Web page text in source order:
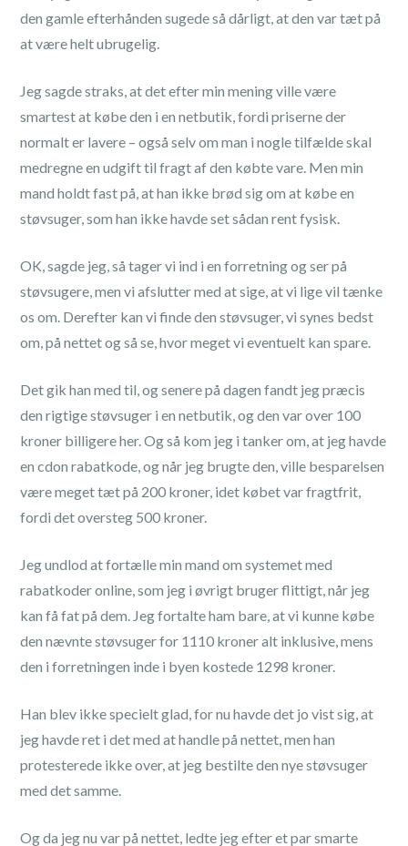
den gamle efterhånden sugede så dårligt, at den var tæt på
at være helt ubrugelig.
Jeg sagde straks, at det efter min mening ville være
smartest at købe den i en netbutik, fordi priserne der
normalt er lavere – også selv om man i nogle tilfælde skal
medregne en udgift til fragt af den købte vare. Men min
mand holdt fast på, at han ikke brød sig om at købe en
støvsuger, som han ikke havde set sådan rent fysisk.
OK, sagde jeg, så tager vi ind i en forretning og ser på
støvsugere, men vi afslutter med at sige, at vi lige vil tænke
os om. Derefter kan vi finde den støvsuger, vi synes bedst
om, på nettet og så se, hvor meget vi eventuelt kan spare.
Det gik han med til, og senere på dagen fandt jeg præcis
den rigtige støvsuger i en netbutik, og den var over 100
kroner billigere her. Og så kom jeg i tanker om, at jeg havde
en cdon rabatkode, og når jeg brugte den, ville besparelsen
være meget tæt på 200 kroner, idet købet var fragtfrit,
fordi det oversteg 500 kroner.
Jeg undlod at fortælle min mand om systemet med
rabatkoder online, som jeg i øvrigt bruger flittigt, når jeg
kan få fat på dem. Jeg fortalte ham bare, at vi kunne købe
den nævnte støvsuger for 1110 kroner alt inklusive, mens
den i forretningen inde i byen kostede 1298 kroner.
Han blev ikke specielt glad, for nu havde det jo vist sig, at
jeg havde ret i det med at handle på nettet, men han
protesterede ikke over, at jeg bestilte den nye støvsuger
med det samme.
Og da jeg nu var på nettet, ledte jeg efter et par smarte